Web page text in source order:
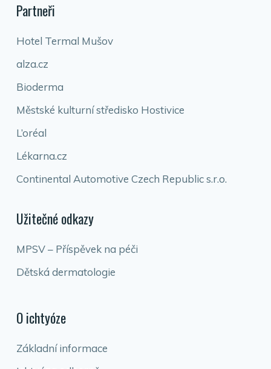
Partneři
Hotel Termal Mušov
alza.cz
Bioderma
Městské kulturní středisko Hostivice
L’oréal
Lékarna.cz
Continental Automotive Czech Republic s.r.o.
Užitečné odkazy
MPSV – Příspěvek na péči
Dětská dermatologie
O ichtyóze
Základní informace